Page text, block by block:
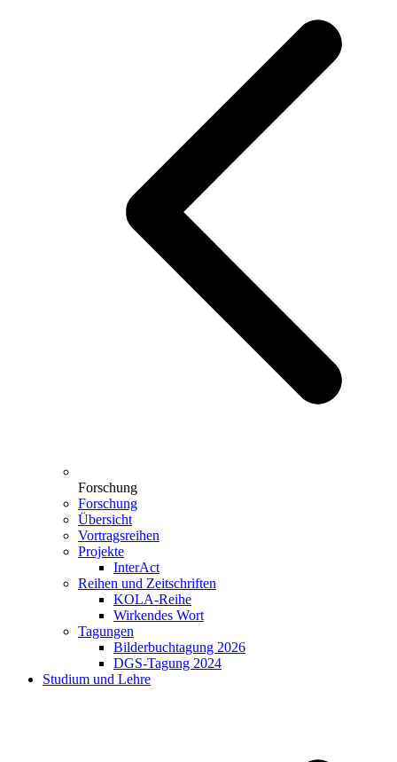
Forschung
Forschung
Übersicht
Vortragsreihen
Projekte
InterAct
Reihen und Zeitschriften
KOLA-Reihe
Wirkendes Wort
Tagungen
Bilderbuchtagung 2026
DGS-Tagung 2024
Studium und Lehre